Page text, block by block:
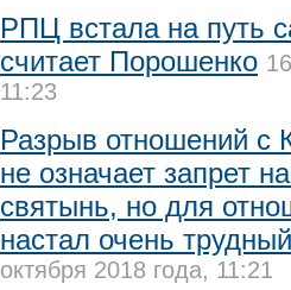
РПЦ встала на путь
считает Порошенко
11:23
Разрыв отношений с
не означает запрет
святынь, но для
настал очень
октября 2018 года, 11:21